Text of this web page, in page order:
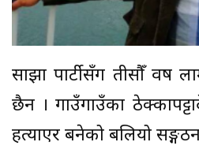
साझा पार्टीसँग तीसौँ वर्ष
छैन । गाउँगाउँका
हत्याएर बनेको बलियो सङ्गठन